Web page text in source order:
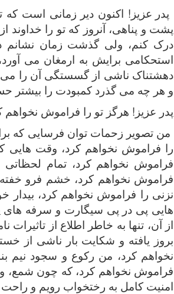
پدر عزیز! اکنون دیر زمانی است
پشت و پناهی، آنروز که تو را خداوند
درک کنم، ولی گذشت زمان نشانم
استحکامی برایش به ارمغان می
دهشتناک ناشی از گسستگی آن را
و هر چه می گذرد کمبودت را بیشتر
پدر عزیز! هرگز تو را فراموش نخواهم
من تصویر زحمات توان فرسایی که
را فراموش نخواهم کرد، وقت هایی
فراموش نخواهم کرد، تمام
فراموش نخواهم کرد، خشم فرو
نزنی را فراموش نخواهم کرد،
هایی پی در پی سیگارت و سرفه های
از آن، تنها به خاطر اطلاع از
بروز یافته و شکایت بار ناشی از
نخواهم کرد، من رکوع و سجود نیم
فراموش نخواهم کرد، که چون شمع،
امنیت کامل به رختخواب رویم و